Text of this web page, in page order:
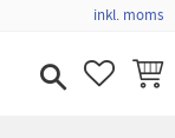
inkl. moms